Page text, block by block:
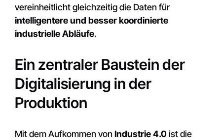
vereinheitlicht gleichzeitig die Daten für
intelligentere und besser koordinierte
industrielle Abläufe.
Ein zentraler Baustein der
Digitalisierung in der
Produktion
Mit dem Aufkommen vonIndustrie 4.0ist die